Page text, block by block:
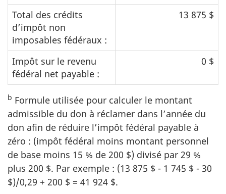
Total des crédits
d’impôt non
imposables fédéraux :
13 875 $
Impôt sur le revenu
fédéral net payable :
0 $
b Formule utilisée pour calculer le montant
admissible du don à réclamer dans l’année du
don afin de réduire l’impôt fédéral payable à
zéro : (impôt fédéral moins montant personnel
de base moins 15 % de 200 $) divisé par 29 %
plus 200 $. Par exemple : (13 875 $ - 1 745 $ - 30
$)/0,29 + 200 $ = 41 924 $.